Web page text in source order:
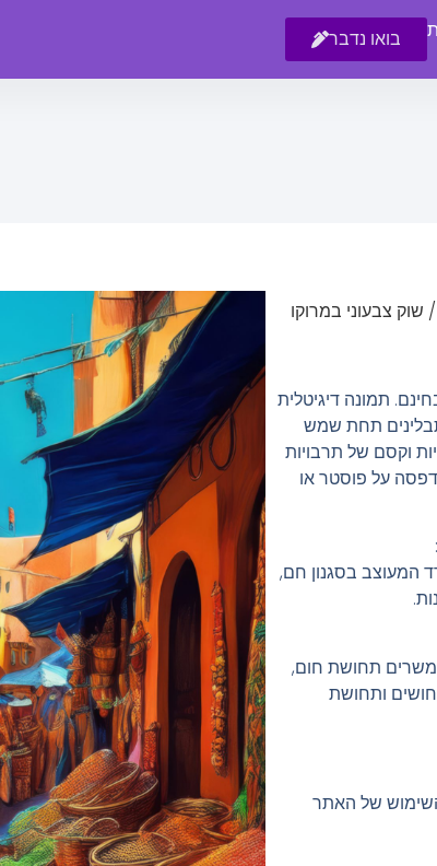
בואו נדבר
/ שוק צבעוני במרוקו
תמונה דיגיטלית
תחת שמש
וקסם של תרבויות
על פוסטר או
המעוצב בסגנון חם,
משרים תחושת חום,
ותחושת
של האתר